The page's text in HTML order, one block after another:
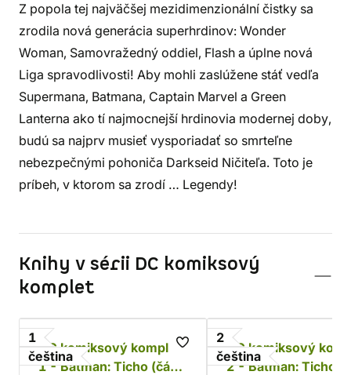
Z popola tej najväčšej mezidimenzionální čistky sa
zrodila nová generácia superhrdinov: Wonder
Woman, Samovražedný oddiel, Flash a úplne nová
Liga spravodlivosti! Aby mohli zaslúžene stáť vedľa
Supermana, Batmana, Captain Marvel a Green
Lanterna ako tí najmocnejší hrdinovia modernej doby,
budú sa najprv musieť vysporiadať so smrteľne
nebezpečnými pohoniča Darkseid Ničiteľa. Toto je
príbeh, v ktorom sa zrodí … Legendy!
Knihy v sérii DC komiksový
komplet
1
čeština
DC komiksový komplet
1 - Batman: Ticho (část
2
čeština
DC komiksový
2 - Batman: Ticho